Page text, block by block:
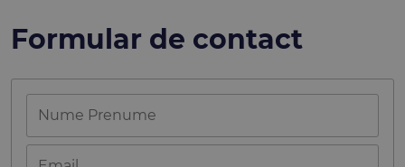
Formular de contact